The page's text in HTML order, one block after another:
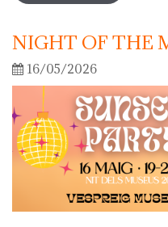
NIGHT OF THE
16/05/2026